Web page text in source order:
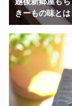
きーもの味とは